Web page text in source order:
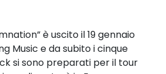
è uscito il 19 gennaio
Music e da subito i cinque
si sono preparati per il tour